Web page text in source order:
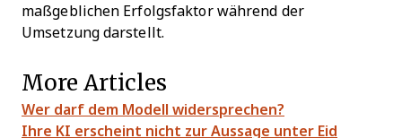
maßgeblichen Erfolgsfaktor während der
Umsetzung darstellt.
More Articles
Wer darf dem Modell widersprechen?
Ihre KI erscheint nicht zur Aussage unter Eid